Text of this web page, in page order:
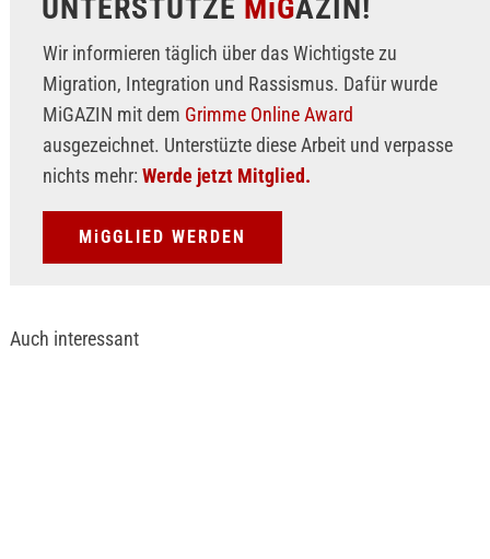
UNTERSTÜTZE MiGAZIN!
Wir informieren täglich über das Wichtigste zu
Migration, Integration und Rassismus. Dafür wurde
MiGAZIN mit dem Grimme Online Award
ausgezeichnet. Unterstüzte diese Arbeit und verpasse
nichts mehr: Werde jetzt Mitglied.
MiGGLIED WERDEN
Auch interessant